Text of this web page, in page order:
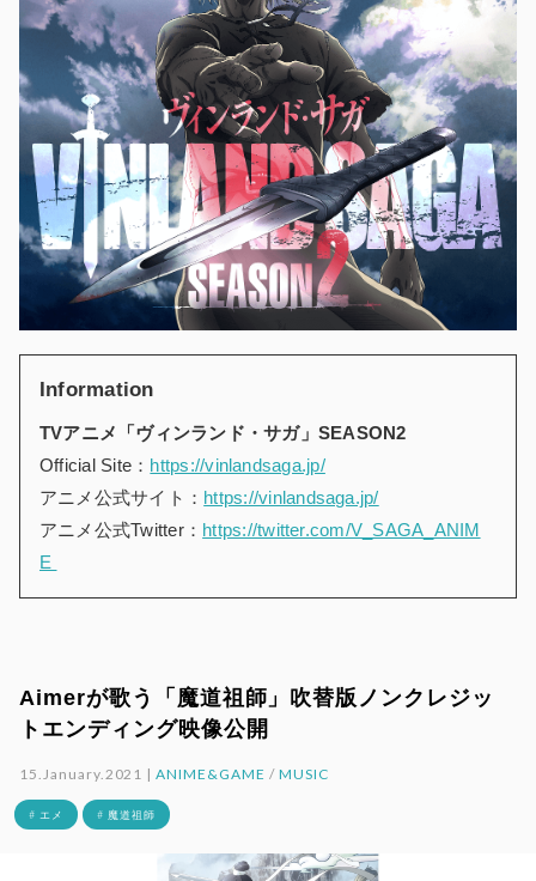
Information
TVアニメ「ヴィンランド・サガ」SEASON2
Official Site： https://vinlandsaga.jp/
アニメ公式サイト： https://vinlandsaga.jp/
アニメ公式Twitter： https://twitter.com/V_SAGA_ANIM
E
Aimerが歌う「魔道祖師」吹替版ノンクレジッ
トエンディング映像公開
15.January.2021 |ANIME&GAME / MUSIC
# エメ # 魔道祖師